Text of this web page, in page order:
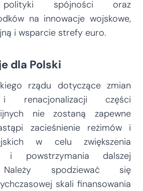
polityki spójności oraz
na innowacje wojskowe,
i wsparcie strefy euro.
dla Polski
rządu dotyczące zmian
renacjonalizacji części
nie zostaną zapewne
zacieśnienie reżimów i
w celu zwiększenia
i powstrzymania dalszej
Należy spodziewać się
skali finansowania